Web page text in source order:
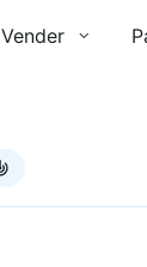
Vender